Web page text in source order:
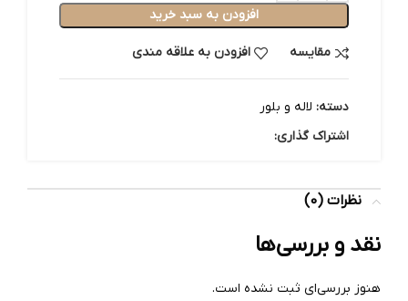
افزودن به سبد خرید
مقایسه افزودن به علاقه مندی
دسته: لاله و بلور
اشتراک گذاری:
نظرات (0)
نقد و بررسی‌ها
هنوز بررسی‌ای ثبت نشده است.